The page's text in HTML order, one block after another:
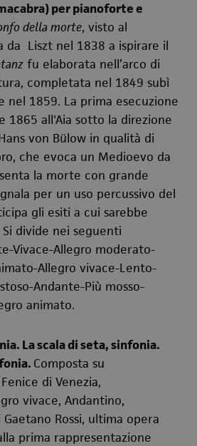
per pianoforte e
della morte, visto al
da Liszt nel 1838 a ispirare il
fu elaborata nell’arco di
completata nel 1849 subì
nel 1859. La prima esecuzione
1865 all'Aia sotto la direzione
von Bülow in qualità di
che evoca un Medioevo da
la morte con grande
per un uso percussivo del
gli esiti a cui sarebbe
divide nei seguenti
Vivace-Allegro moderato-
Allegro vivace-Lento-
Andante-Più mosso-
animato.
La scala di seta, sinfonia.
Composta su
di Venezia,
vivace, Andantino,
Rossi, ultima opera
prima rappresentazione